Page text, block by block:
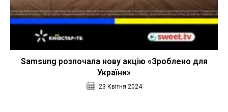
Samsung розпочала нову акцію «Зроблено для
України»
23 Квітня 2024